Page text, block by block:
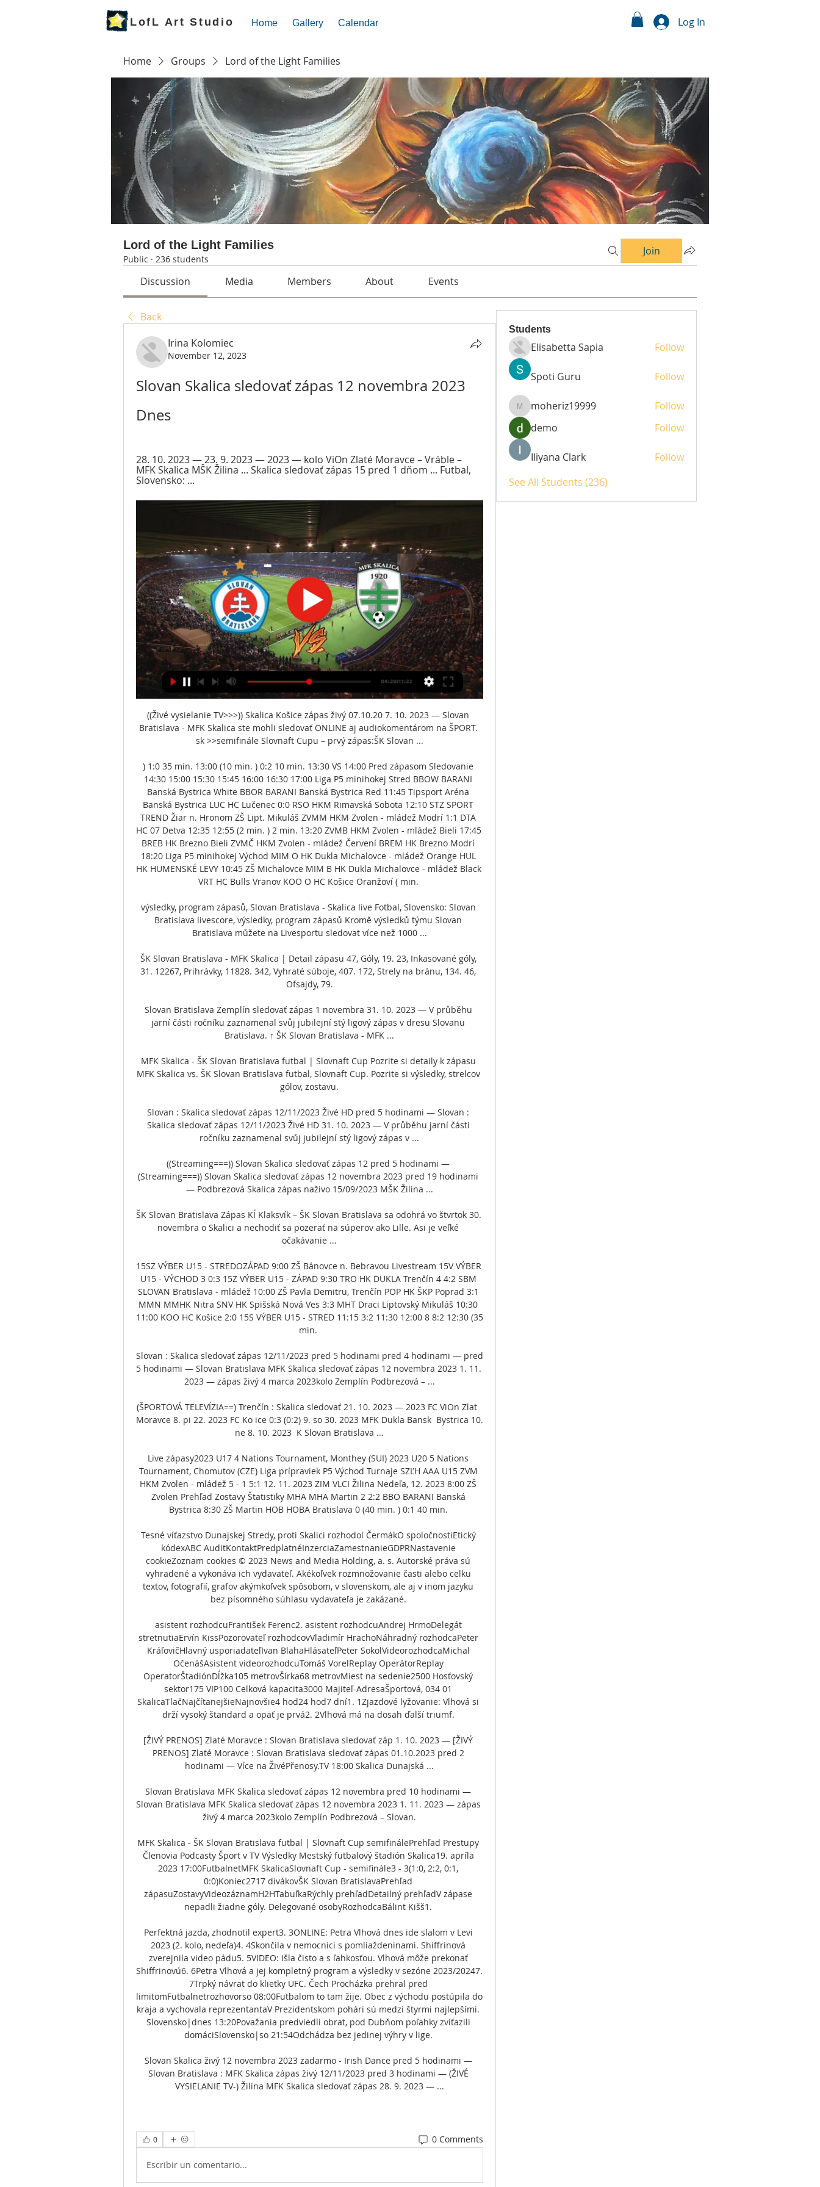
LofL Art Studio Home Gallery Calendar Log In
Home Groups Lord of the Light Families
Lord of the Light Families
Public · 236 students
Join
Discussion Media Members About Events
Back
Irina Kolomiec
November 12, 2023
Slovan Skalica sledovať zápas 12 novembra 2023
Dnes
28. 10. 2023 — 23. 9. 2023 — 2023 — kolo ViOn Zlaté Moravce – Vráble –
MFK Skalica MŠK Žilina ... Skalica sledovať zápas 15 pred 1 dňom ... Futbal,
Slovensko: ...
((Živé vysielanie TV>>>)) Skalica Košice zápas živý 07.10.20 7. 10. 2023 — Slovan
Bratislava - MFK Skalica ste mohli sledovať ONLINE aj audiokomentárom na ŠPORT.
sk >>semifinále Slovnaft Cupu – prvý zápas:ŠK Slovan ...
) 1:0 35 min. 13:00 (10 min. ) 0:2 10 min. 13:30 VS 14:00 Pred zápasom Sledovanie
14:30 15:00 15:30 15:45 16:00 16:30 17:00 Liga P5 minihokej Stred BBOW BARANI
Banská Bystrica White BBOR BARANI Banská Bystrica Red 11:45 Tipsport Aréna
Banská Bystrica LUC HC Lučenec 0:0 RSO HKM Rimavská Sobota 12:10 STZ SPORT
TREND Žiar n. Hronom ZŠ Lipt. Mikuláš ZVMM HKM Zvolen - mládež Modrí 1:1 DTA
HC 07 Detva 12:35 12:55 (2 min. ) 2 min. 13:20 ZVMB HKM Zvolen - mládež Bieli 17:45
BREB HK Brezno Bieli ZVMČ HKM Zvolen - mládež Červení BREM HK Brezno Modrí
18:20 Liga P5 minihokej Východ MIM O HK Dukla Michalovce - mládež Orange HUL
HK HUMENSKÉ LEVY 10:45 ZŠ Michalovce MIM B HK Dukla Michalovce - mládež Black
VRT HC Bulls Vranov KOO O HC Košice Oranžoví ( min.
výsledky, program zápasů, Slovan Bratislava - Skalica live Fotbal, Slovensko: Slovan
Bratislava livescore, výsledky, program zápasů Kromě výsledků týmu Slovan
Bratislava můžete na Livesportu sledovat více než 1000 ...
ŠK Slovan Bratislava - MFK Skalica | Detail zápasu 47, Góly, 19. 23, Inkasované góly,
31. 12267, Prihrávky, 11828. 342, Vyhraté súboje, 407. 172, Strely na bránu, 134. 46,
Ofsajdy, 79.
Slovan Bratislava Zemplín sledovať zápas 1 novembra 31. 10. 2023 — V průběhu
jarní části ročníku zaznamenal svůj jubilejní stý ligový zápas v dresu Slovanu
Bratislava. ↑ ŠK Slovan Bratislava - MFK ...
MFK Skalica - ŠK Slovan Bratislava futbal | Slovnaft Cup Pozrite si detaily k zápasu
MFK Skalica vs. ŠK Slovan Bratislava futbal, Slovnaft Cup. Pozrite si výsledky, strelcov
gólov, zostavu.
Slovan : Skalica sledovať zápas 12/11/2023 Živé HD pred 5 hodinami — Slovan :
Skalica sledovať zápas 12/11/2023 Živé HD 31. 10. 2023 — V průběhu jarní části
ročníku zaznamenal svůj jubilejní stý ligový zápas v ...
((Streaming===)) Slovan Skalica sledovať zápas 12 pred 5 hodinami —
(Streaming===)) Slovan Skalica sledovať zápas 12 novembra 2023 pred 19 hodinami
— Podbrezová Skalica zápas naživo 15/09/2023 MŠK Žilina ...
ŠK Slovan Bratislava Zápas KÍ Klaksvík – ŠK Slovan Bratislava sa odohrá vo štvrtok 30.
novembra o Skalici a nechodiť sa pozerať na súperov ako Lille. Asi je veľké
očakávanie ...
15SZ VÝBER U15 - STREDOZÁPAD 9:00 ZŠ Bánovce n. Bebravou Livestream 15V VÝBER
U15 - VÝCHOD 3 0:3 15Z VÝBER U15 - ZÁPAD 9:30 TRO HK DUKLA Trenčín 4 4:2 SBM
SLOVAN Bratislava - mládež 10:00 ZŠ Pavla Demitru, Trenčín POP HK ŠKP Poprad 3:1
MMN MMHK Nitra SNV HK Spišská Nová Ves 3:3 MHT Draci Liptovský Mikuláš 10:30
11:00 KOO HC Košice 2:0 15S VÝBER U15 - STRED 11:15 3:2 11:30 12:00 8 8:2 12:30 (35
min.
Slovan : Skalica sledovať zápas 12/11/2023 pred 5 hodinami pred 4 hodinami — pred
5 hodinami — Slovan Bratislava MFK Skalica sledovať zápas 12 novembra 2023 1. 11.
2023 — zápas živý 4 marca 2023kolo Zemplín Podbrezová – ...
(ŠPORTOVÁ TELEVÍZIA==) Trenčín : Skalica sledovať 21. 10. 2023 — 2023 FC ViOn Zlat
Moravce 8. pi 22. 2023 FC Ko ice 0:3 (0:2) 9. so 30. 2023 MFK Dukla Bansk  Bystrica 10.
ne 8. 10. 2023  K Slovan Bratislava ...
Live zápasy2023 U17 4 Nations Tournament, Monthey (SUI) 2023 U20 5 Nations
Tournament, Chomutov (CZE) Liga prípraviek P5 Východ Turnaje SZĽH AAA U15 ZVM
HKM Zvolen - mládež 5 - 1 5:1 12. 11. 2023 ZIM VLCI Žilina Nedeľa, 12. 2023 8:00 ZŠ
Zvolen Prehľad Zostavy Štatistiky MHA MHA Martin 2 2:2 BBO BARANI Banská
Bystrica 8:30 ZŠ Martin HOB HOBA Bratislava 0 (40 min. ) 0:1 40 min.
Tesné víťazstvo Dunajskej Stredy, proti Skalici rozhodol ČermákO spoločnostiEtický
kódexABC AuditKontaktPredplatnéInzerciaZamestnanieGDPRNastavenie
cookieZoznam cookies © 2023 News and Media Holding, a. s. Autorské práva sú
vyhradené a vykonáva ich vydavateľ. Akékoľvek rozmnožovanie časti alebo celku
textov, fotografií, grafov akýmkoľvek spôsobom, v slovenskom, ale aj v inom jazyku
bez písomného súhlasu vydavateľa je zakázané.
asistent rozhodcuFrantišek Ferenc2. asistent rozhodcuAndrej HrmoDelegát
stretnutiaErvín KissPozorovateľ rozhodcovVladimír HrachoNáhradný rozhodcaPeter
KráľovičHlavný usporiadateľIvan BlahaHlásateľPeter SokolVideorozhodcaMichal
OčenášAsistent videorozhodcuTomáš VorelReplay OperátorReplay
OperatorŠtadiónDĺžka105 metrovŠírka68 metrovMiest na sedenie2500 Hosťovský
sektor175 VIP100 Celková kapacita3000 Majiteľ-AdresaŠportová, 034 01
SkalicaTlačNajčítanejšieNajnovšie4 hod24 hod7 dní1. 1Zjazdové lyžovanie: Vlhová si
drží vysoký štandard a opäť je prvá2. 2Vlhová má na dosah ďalší triumf.
[ŽIVÝ PRENOS] Zlaté Moravce : Slovan Bratislava sledovať záp 1. 10. 2023 — [ŽIVÝ
PRENOS] Zlaté Moravce : Slovan Bratislava sledovať zápas 01.10.2023 pred 2
hodinami — Více na ŽivéPřenosy.TV 18:00 Skalica Dunajská ...
Slovan Bratislava MFK Skalica sledovať zápas 12 novembra pred 10 hodinami —
Slovan Bratislava MFK Skalica sledovať zápas 12 novembra 2023 1. 11. 2023 — zápas
živý 4 marca 2023kolo Zemplín Podbrezová – Slovan.
MFK Skalica - ŠK Slovan Bratislava futbal | Slovnaft Cup semifinálePrehľad Prestupy
Členovia Podcasty Šport v TV Výsledky Mestský futbalový štadión Skalica19. apríla
2023 17:00FutbalnetMFK SkalicaSlovnaft Cup - semifinále3 - 3(1:0, 2:2, 0:1,
0:0)Koniec2717 divákovŠK Slovan BratislavaPrehľad
zápasuZostavyVideozáznamH2HTabuľkaRýchly prehľadDetailný prehľadV zápase
nepadli žiadne góly. Delegované osobyRozhodcaBálint Kišš1.
Perfektná jazda, zhodnotil expert3. 3ONLINE: Petra Vlhová dnes ide slalom v Levi
2023 (2. kolo, nedeľa)4. 4Skončila v nemocnici s pomliaždeninami. Shiffrinová
zverejnila video pádu5. 5VIDEO: Išla čisto a s ľahkosťou. Vlhová môže prekonať
Shiffrinovú6. 6Petra Vlhová a jej kompletný program a výsledky v sezóne 2023/20247.
7Trpký návrat do klietky UFC. Čech Procházka prehral pred
limitomFutbalnetrozhovorso 08:00Futbalom to tam žije. Obec z východu postúpila do
kraja a vychovala reprezentantaV Prezidentskom pohári sú medzi štyrmi najlepšími.
Slovensko|dnes 13:20Považania predviedli obrat, pod Dubňom poľahky zvíťazili
domáciSlovensko|so 21:54Odchádza bez jedinej výhry v lige.
Slovan Skalica živý 12 novembra 2023 zadarmo - Irish Dance pred 5 hodinami —
Slovan Bratislava : MFK Skalica zápas živý 12/11/2023 pred 3 hodinami — (ŽIVÉ
VYSIELANIE TV-) Žilina MFK Skalica sledovať zápas 28. 9. 2023 — ...
0 0 Comments
Escribir un comentario...
Students
Elisabetta Sapia Follow
Spoti Guru Follow
moheriz19999
moheriz19999
Follow
demo
Follow
Iliyana Clark
Follow
See All Students (236)